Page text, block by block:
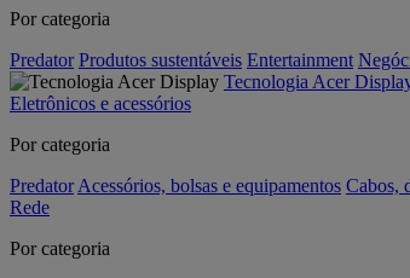
Por categoria
Predator Produtos sustentáveis Entertainment
Tecnologia Acer
Eletrônicos e acessórios
Por categoria
Predator Acessórios, bolsas e equipamentos Cabos,
Rede
Por categoria